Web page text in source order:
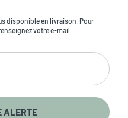
disponible en livraison. Pour
votre e-mail
ALERTE